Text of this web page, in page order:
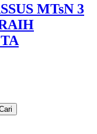
MTsN 3